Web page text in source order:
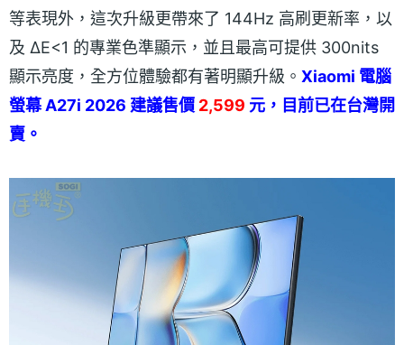
等表現外，這次升級更帶來了 144Hz 高刷更新率，以
及 ΔE<1 的專業色準顯示，並且最高可提供 300nits
顯示亮度，全方位體驗都有著明顯升級。 Xiaomi 電腦
螢幕 A27i 2026 建議售價 2,599 元，目前已在台灣開
賣。